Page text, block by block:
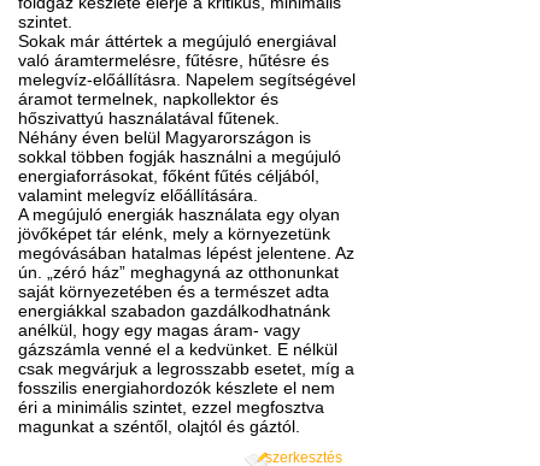
szintet.
Sokak már áttértek a megújuló energiával
való áramtermelésre, fűtésre, hűtésre és
melegvíz-előállításra. Napelem segítségével
áramot termelnek, napkollektor és
hőszivattyú használatával fűtenek.
Néhány éven belül Magyarországon is
sokkal többen fogják használni a megújuló
energiaforrásokat, főként fűtés céljából,
valamint melegvíz előállítására.
A megújuló energiák használata egy olyan
jövőképet tár elénk, mely a környezetünk
megóvásában hatalmas lépést jelentene. Az
ún. „zéró ház” meghagyná az otthonunkat
saját környezetében és a természet adta
energiákkal szabadon gazdálkodhatnánk
anélkül, hogy egy magas áram- vagy
gázszámla venné el a kedvünket. E nélkül
csak megvárjuk a legrosszabb esetet, míg a
fosszilis energiahordozók készlete el nem
éri a minimális szintet, ezzel megfosztva
magunkat a széntől, olajtól és gáztól.
szerkesztés